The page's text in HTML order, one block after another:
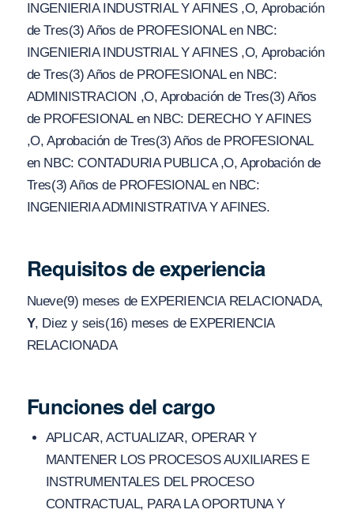
INGENIERIA INDUSTRIAL Y AFINES ,O, Aprobación
de Tres(3) Años de PROFESIONAL en NBC:
INGENIERIA INDUSTRIAL Y AFINES ,O, Aprobación
de Tres(3) Años de PROFESIONAL en NBC:
ADMINISTRACION ,O, Aprobación de Tres(3) Años
de PROFESIONAL en NBC: DERECHO Y AFINES
,O, Aprobación de Tres(3) Años de PROFESIONAL
en NBC: CONTADURIA PUBLICA ,O, Aprobación de
Tres(3) Años de PROFESIONAL en NBC:
INGENIERIA ADMINISTRATIVA Y AFINES.
Requisitos de experiencia
Nueve(9) meses de EXPERIENCIA RELACIONADA,
Y, Diez y seis(16) meses de EXPERIENCIA
RELACIONADA
Funciones del cargo
APLICAR, ACTUALIZAR, OPERAR Y
MANTENER LOS PROCESOS AUXILIARES E
INSTRUMENTALES DEL PROCESO
CONTRACTUAL, PARA LA OPORTUNA Y